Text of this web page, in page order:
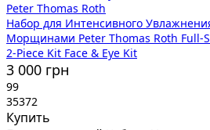
Peter Thomas Roth
Набор для Интенсивного
Морщинами Peter Thomas Roth Full-
2-Piece Kit Face & Eye Kit
3 000 грн
99
35372
Купить